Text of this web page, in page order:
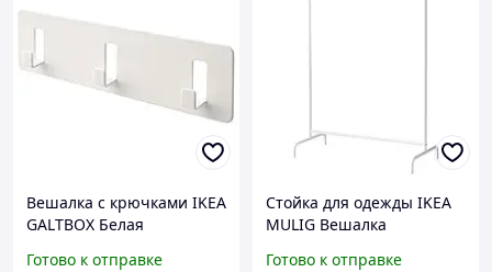
Вешалка с крючками IKEA
GALTBOX Белая
Готово к отправке
Стойка для одежды IKEA
MULIG Вешалка
Готово к отправке